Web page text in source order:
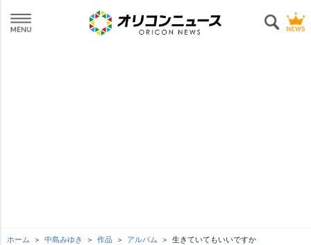
ホーム 中島みゆき 作品 アルバム 生きていてもいいですか